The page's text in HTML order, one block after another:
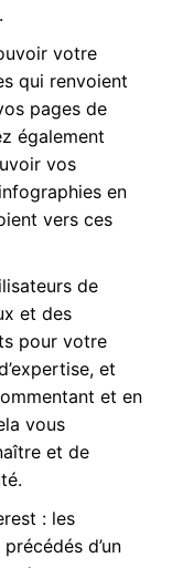
votre
qui renvoient
pages de
également
vos
en
vers ces
de
et des
pour votre
et
et en
vous
et de
: les
d’un